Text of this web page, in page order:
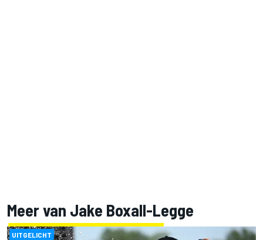
Meer van Jake Boxall-Legge
UITGELICHT